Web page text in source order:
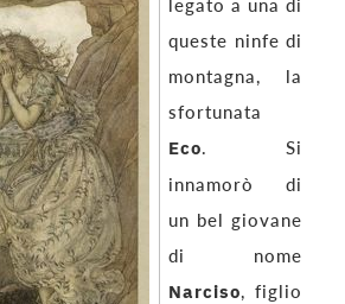
legato a una di
queste ninfe di
montagna, la
sfortunata
Eco. Si
innamorò di
un bel giovane
di nome
Narciso, figlio